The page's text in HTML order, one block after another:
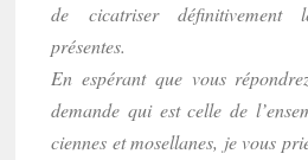
de cica­tri­ser défi­ni­ti­ve­ment
présentes.
En espé­rant que vous
demande qui est celle de
ciennes et mosel­lanes, je vous